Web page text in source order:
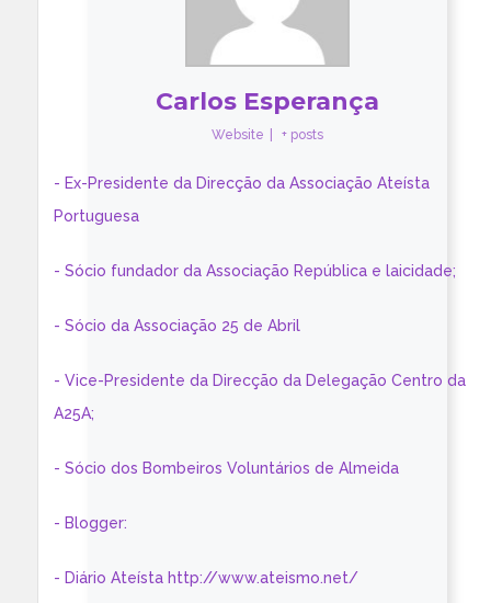
Carlos Esperança
Website + posts
- Ex-Presidente da Direcção da Associação Ateísta
Portuguesa
- Sócio fundador da Associação República e laicidade;
- Sócio da Associação 25 de Abril
- Vice-Presidente da Direcção da Delegação Centro da
A25A;
- Sócio dos Bombeiros Voluntários de Almeida
- Blogger:
- Diário Ateísta http://www.ateismo.net/